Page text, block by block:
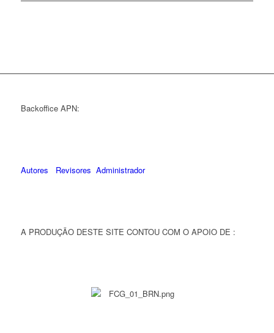
Backoffice APN:
Autores Revisores Administrador
A PRODUÇÃO DESTE SITE CONTOU COM O APOIO DE :